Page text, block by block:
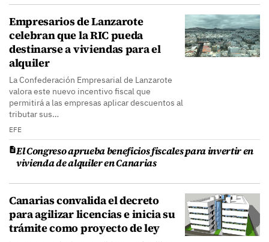
Empresarios de Lanzarote
celebran que la RIC pueda
destinarse a viviendas para el
alquiler
La Confederación Empresarial de Lanzarote
valora este nuevo incentivo fiscal que
permitirá a las empresas aplicar descuentos al
tributar sus…
EFE
El Congreso aprueba beneficios fiscales para invertir en
vivienda de alquiler en Canarias
Canarias convalida el decreto
para agilizar licencias e inicia su
trámite como proyecto de ley